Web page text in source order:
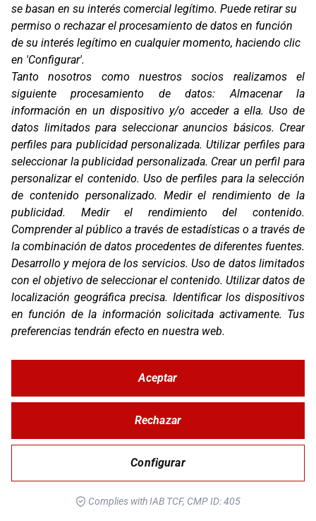
PROT. KTM 890 ADVENTURE R RALLY 20-21
PROT. DEPÓSITO KTM 890 ADV R RALLY 20-21
se basan en su interés comercial legítimo. Puede retirar su
permiso o rechazar el procesamiento de datos en función
de su interés legítimo en cualquier momento, haciendo clic
en 'Configurar'.
Tanto nosotros como nuestros socios realizamos el
siguiente procesamiento de datos:Almacenar la
información en un dispositivo y/o acceder a ella. Uso de
datos limitados para seleccionar anuncios básicos. Crear
perfiles para publicidad personalizada.Utilizar perfiles para
seleccionar la publicidad personalizada. Crear un perfil para
personalizar el contenido. Uso de perfiles para la selección
de contenido personalizado. Medir el rendimiento de la
publicidad. Medir el rendimiento del contenido.
Comprender al público a través de estadísticas o a través de
la combinación de datos procedentes de diferentes fuentes.
Desarrollo y mejora de los servicios.Uso de datos limitados
con el objetivo de seleccionar el contenido. Utilizar datos de
localización geográfica precisa. Identificar los dispositivos
en función de la información solicitada activamente. Tus
preferencias tendrán efecto en nuestra web.
Configurar
Rechazar
Aceptar
Complies with IAB TCF, CMP ID: 405